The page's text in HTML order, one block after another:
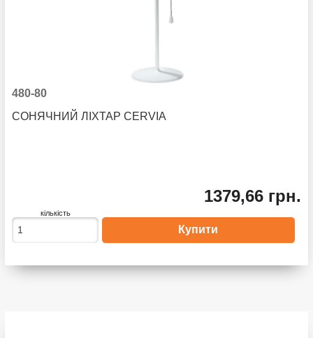
480-80
СОНЯЧНИЙ ЛІХТАР CERVIA
1379,66 грн.
кількість